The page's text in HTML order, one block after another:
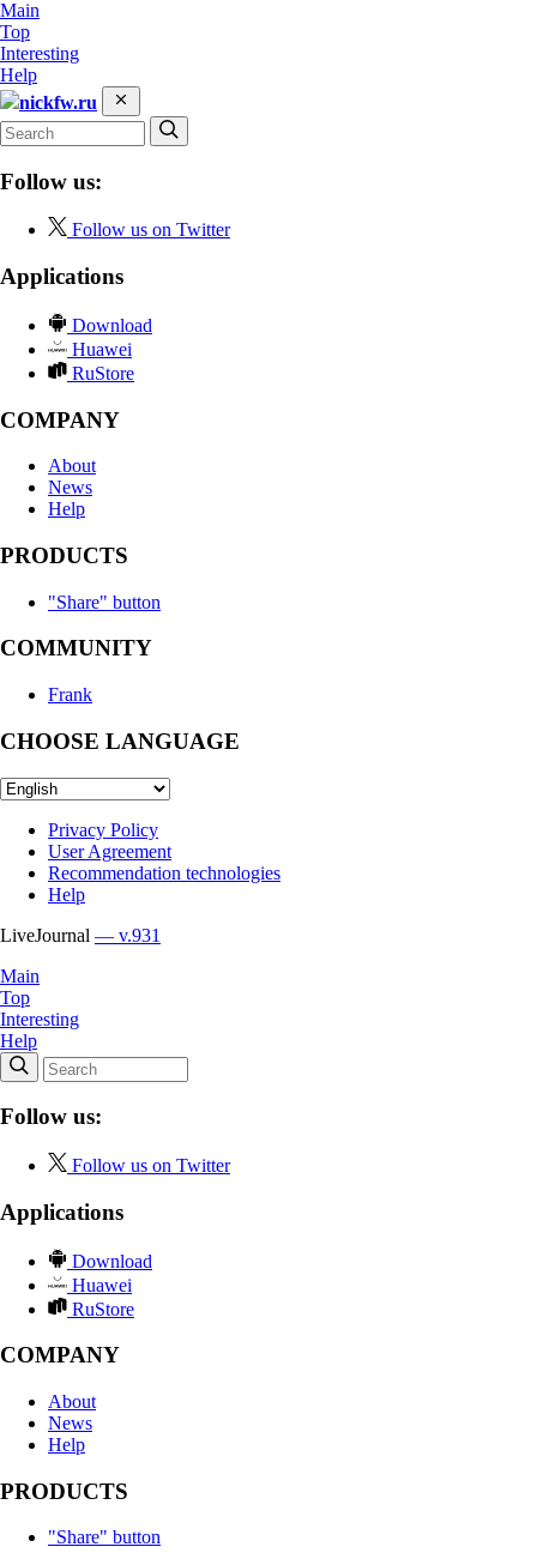
Main
Top
Interesting
Help
nickfw.ru
Follow us:
Follow us on Twitter
Applications
Download
Huawei
RuStore
COMPANY
About
News
Help
PRODUCTS
"Share" button
COMMUNITY
Frank
CHOOSE LANGUAGE
Privacy Policy
User Agreement
Recommendation technologies
Help
LiveJournal — v.931
Main
Top
Interesting
Help
Follow us:
Follow us on Twitter
Applications
Download
Huawei
RuStore
COMPANY
About
News
Help
PRODUCTS
"Share" button